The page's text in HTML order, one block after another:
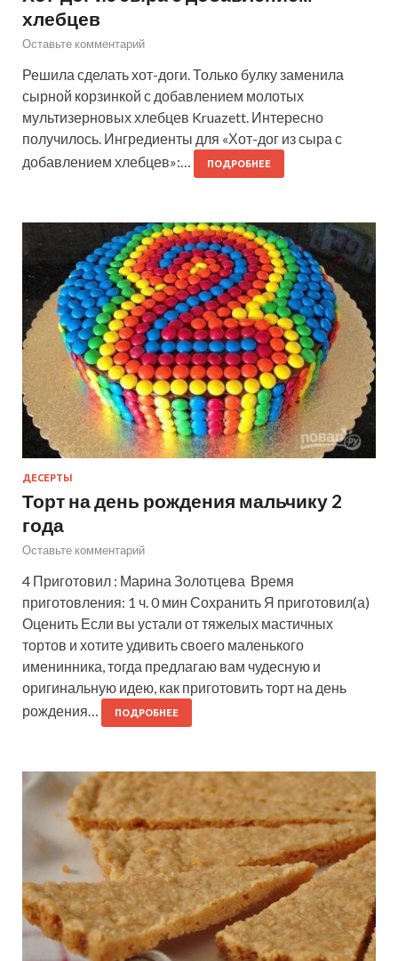
хлебцев
Оставьте комментарий
Решила сделать хот-доги. Только булку заменила
сырной корзинкой с добавлением молотых
мультизерновых хлебцев Kruazett. Интересно
получилось. Ингредиенты для «Хот-дог из сыра с
добавлением хлебцев»:…
ПОДРОБНЕЕ
ДЕСЕРТЫ
Торт на день рождения мальчику 2
года
Оставьте комментарий
4 Приготовил : Марина Золотцева Время
приготовления: 1 ч. 0 мин Сохранить Я приготовил(а)
Оценить Если вы устали от тяжелых мастичных
тортов и хотите удивить своего маленького
именинника, тогда предлагаю вам чудесную и
оригинальную идею, как приготовить торт на день
рождения…
ПОДРОБНЕЕ